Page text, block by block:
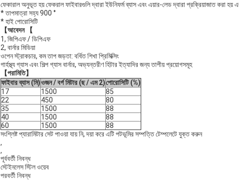
ফেকারাল অনুভূত হয় ফেকরাল ফাইবারগুলি দ্বারা ইউনিফর্ম ব্যাস এবং এয়ার-লেড দ্বারা প্রক্রিয়াজাত করা হয়
* তাপমাত্রা সহ্য 900 °
* হাই পোরোসিটি
【আবেদন 【
1, জিপিএফ / ডিপিএফ
2, বার্নার মিডিয়া
ওপেন স্ট্রাকচার, কম তাপ জড়তা: বর্ধিত শিখা প্রিমিক্সিং
গার্হস্থ্য গ্যাস এবং শিল্প গ্যাস বার্নার, অভ্যন্তরীণ হিটার ইত্যাদির জন্য তাপীয় প্রয়োগসমূহ
【পরামিতি】
ফাইবার ব্যাস (মি)ওজন / বর্গ মিটার (ছ / এম 2)পোরোসিটি (%)
17
1500
85
22
450
80
35
1500
88
40
1500
88
60
1500
88
সংশ্লিষ্ট প্যারামিটার সেট পাওয়া যায় নি, দয়া করে এটি পটভূমির সম্পত্তি টেম্পলেটে যুক্ত করুন
,
,
পূর্ববর্তী নিবন্ধ
স্টেইনলেস স্টিল ওয়েব
পরবর্তী নিবন্ধ